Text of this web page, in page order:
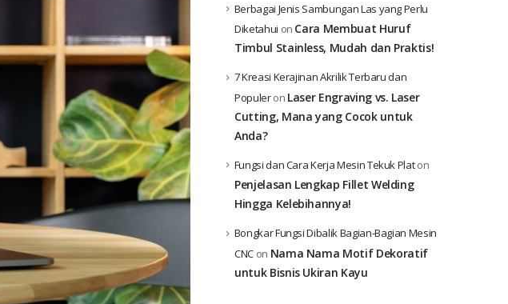
Berbagai Jenis Sambungan Las yang Perlu
Diketahui on Cara Membuat Huruf
Timbul Stainless, Mudah dan Praktis!
7 Kreasi Kerajinan Akrilik Terbaru dan
Populeron Laser Engraving vs. Laser
Cutting, Mana yang Cocok untuk
Anda?
Fungsi dan Cara Kerja Mesin Tekuk Platon
Penjelasan Lengkap Fillet Welding
Hingga Kelebihannya!
Bongkar Fungsi Dibalik Bagian-Bagian Mesin
CNCon Nama Nama Motif Dekoratif
untuk Bisnis Ukiran Kayu